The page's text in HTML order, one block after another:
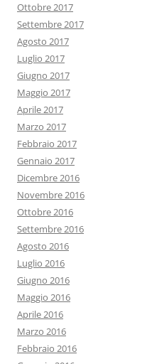
Ottobre 2017
Settembre 2017
Agosto 2017
Luglio 2017
Giugno 2017
Maggio 2017
Aprile 2017
Marzo 2017
Febbraio 2017
Gennaio 2017
Dicembre 2016
Novembre 2016
Ottobre 2016
Settembre 2016
Agosto 2016
Luglio 2016
Giugno 2016
Maggio 2016
Aprile 2016
Marzo 2016
Febbraio 2016